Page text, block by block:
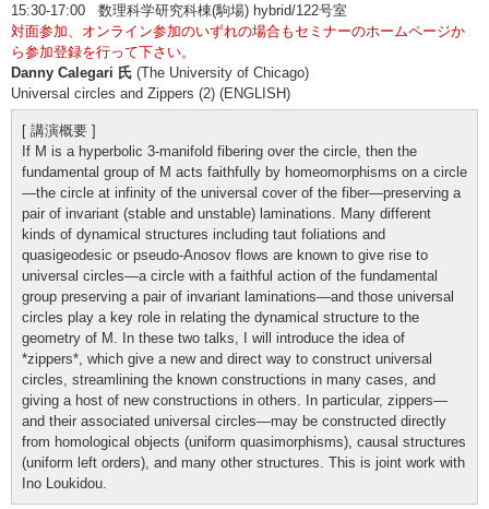
15:30-17:00 数理科学研究科棟(駒場) hybrid/122号室
対面参加、オンライン参加のいずれの場合もセミナーのホームページか
ら参加登録を行って下さい。
Danny Calegari 氏 (The University of Chicago)
Universal circles and Zippers (2) (ENGLISH)
[ 講演概要 ]
If M is a hyperbolic 3-manifold fibering over the circle, then the
fundamental group of M acts faithfully by homeomorphisms on a circle
—the circle at infinity of the universal cover of the fiber—preserving a
pair of invariant (stable and unstable) laminations. Many different
kinds of dynamical structures including taut foliations and
quasigeodesic or pseudo-Anosov flows are known to give rise to
universal circles—a circle with a faithful action of the fundamental
group preserving a pair of invariant laminations—and those universal
circles play a key role in relating the dynamical structure to the
geometry of M. In these two talks, I will introduce the idea of
*zippers*, which give a new and direct way to construct universal
circles, streamlining the known constructions in many cases, and
giving a host of new constructions in others. In particular, zippers—
and their associated universal circles—may be constructed directly
from homological objects (uniform quasimorphisms), causal structures
(uniform left orders), and many other structures. This is joint work with
Ino Loukidou.